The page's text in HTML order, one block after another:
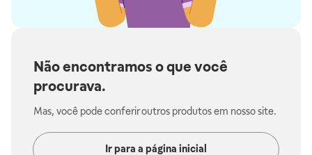
Não encontramos o que você
procurava.
Mas, você pode conferir outros produtos em nosso site.
Ir para a página inicial